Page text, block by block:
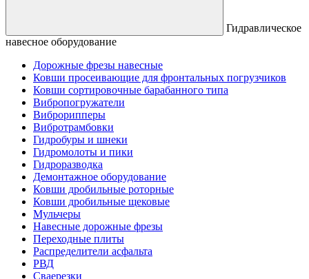
Гидравлическое
навесное оборудование
Дорожные фрезы навесные
Ковши просеивающие для фронтальных погрузчиков
Ковши сортировочные барабанного типа
Вибропогружатели
Виброрипперы
Вибротрамбовки
Гидробуры и шнеки
Гидромолоты и пики
Гидроразводка
Демонтажное оборудование
Ковши дробильные роторные
Ковши дробильные щековые
Мульчеры
Навесные дорожные фрезы
Переходные плиты
Распределители асфальта
РВД
Сваерезки